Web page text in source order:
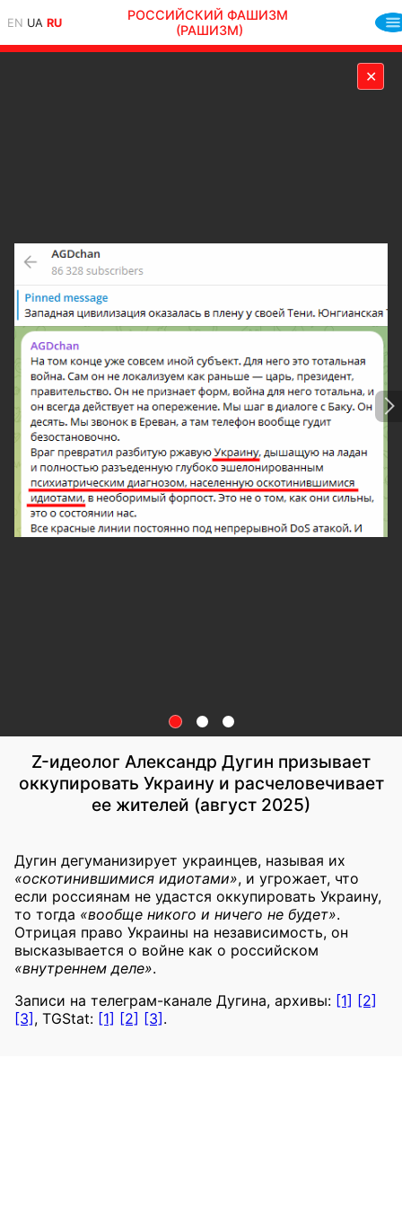
EN UA RU
РОССИЙСКИЙ ФАШИЗМ
(РАШИЗМ)
✕
Z-идеолог Александр Дугин призывает
оккупировать Украину и расчеловечивает
ее жителей (август 2025)
Дугин дегуманизирует украинцев, называя их
«оскотинившимися идиотами», и угрожает, что
если россиянам не удастся оккупировать Украину,
то тогда «вообще никого и ничего не будет».
Отрицая право Украины на независимость, он
высказывается о войне как о российском
«внутреннем деле».
Записи на телеграм-канале Дугина, архивы: [1] [2]
[3], TGStat: [1] [2] [3].